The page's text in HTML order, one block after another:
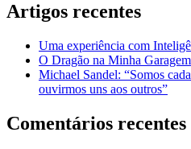
Artigos recentes
Uma experiência com
O Dragão na Minha Garagem
Michael Sandel: “Somos
ouvirmos uns aos outros”
Comentários recentes